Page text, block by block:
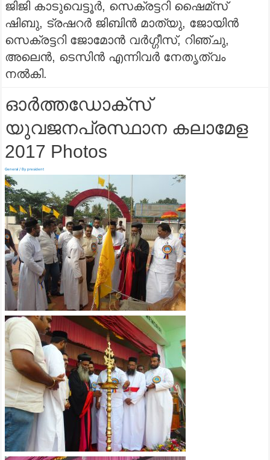
ജിജി കാടുവെട്ടൂർ, സെക്രട്ടറി ഷൈമ്സ്
ഷിബു, ട്രഷറർ ജിബിൻ മാത്യു, ജോയിൻ
സെക്രട്ടറി ജോമോൻ വർഗ്ഗീസ്, റിഞ്ചു,
അലെൻ, ടെസിൻ എന്നിവർ നേതൃത്വം
നൽകി.
ഓർത്തഡോക്സ്
യുവജനപ്രസ്ഥാന കലാമേള
2017 Photos
General/ By president